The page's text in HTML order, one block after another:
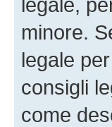
minore.
legale
consigli
come